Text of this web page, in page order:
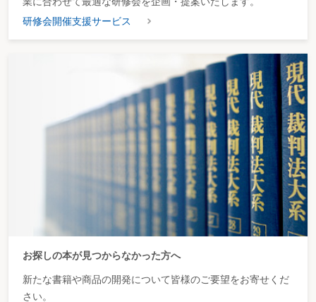
研修会開催支援サービス
お探しの本が見つからなかった方へ
新たな書籍や商品の開発について皆様のご要望をお寄せくだ
さい。